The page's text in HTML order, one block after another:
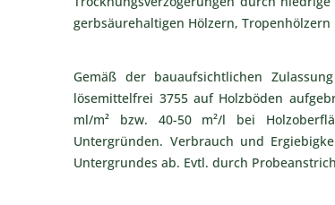
gerbsäurehaltigen Hölzern,
Gemäß der bauaufsichtlichen
lösemittelfrei 3755 auf Holzböden
ml/m² bzw. 40-50 m²/l bei
Untergründen. Verbrauch und
Untergrundes ab. Evtl. durch